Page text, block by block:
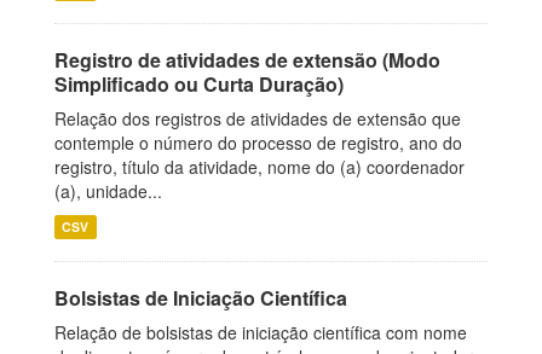
Registro de atividades de extensão (Modo
Simplificado ou Curta Duração)
Relação dos registros de atividades de extensão que
contemple o número do processo de registro, ano do
registro, título da atividade, nome do (a) coordenador
(a), unidade...
CSV
Bolsistas de Iniciação Científica
Relação de bolsistas de iniciação científica com nome